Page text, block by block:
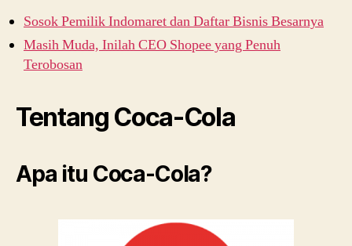
Sosok Pemilik Indomaret dan Daftar Bisnis Besarnya
Masih Muda, Inilah CEO Shopee yang Penuh
Terobosan
Tentang Coca-Cola
Apa itu Coca-Cola?